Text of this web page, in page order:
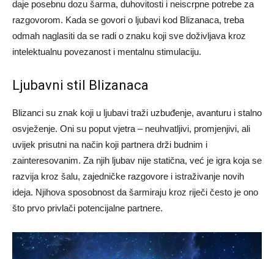
daje posebnu dozu šarma, duhovitosti i neiscrpne potrebe za
razgovorom. Kada se govori o ljubavi kod Blizanaca, treba
odmah naglasiti da se radi o znaku koji sve doživljava kroz
intelektualnu povezanost i mentalnu stimulaciju.
Ljubavni stil Blizanaca
Blizanci su znak koji u ljubavi traži uzbuđenje, avanturu i stalno
osvježenje. Oni su poput vjetra – neuhvatljivi, promjenjivi, ali
uvijek prisutni na način koji partnera drži budnim i
zainteresovanim. Za njih ljubav nije statična, već je igra koja se
razvija kroz šalu, zajedničke razgovore i istraživanje novih
ideja. Njihova sposobnost da šarmiraju kroz riječi često je ono
što prvo privlači potencijalne partnere.